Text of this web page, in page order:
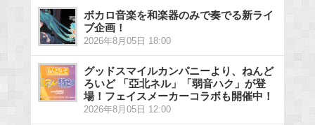
ボカロ音楽を和楽器のみで奏でる新ライ
ブ企画！
2026年8月05日 18:00
グッドスマイルカンパニーより、ねんど
ろいど 「亞北ネル」「弱音ハク」が登
場！フェイスメーカーコラボも開催中！
2026年8月05日 12:00